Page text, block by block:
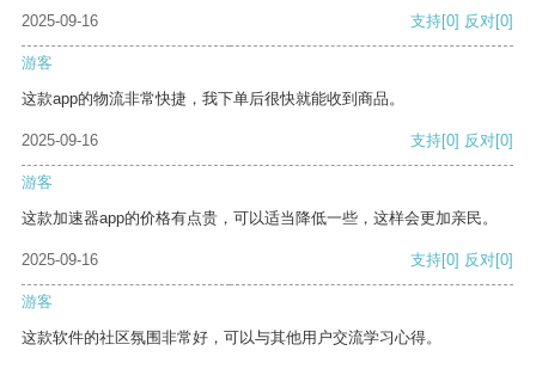
2025-09-16
支持[0] 反对[0]
游客
这款app的物流非常快捷，我下单后很快就能收到商品。
2025-09-16 支持[0] 反对[0]
游客
这款加速器app的价格有点贵，可以适当降低一些，这样会更加亲民。
2025-09-16 支持[0] 反对[0]
游客
这款软件的社区氛围非常好，可以与其他用户交流学习心得。